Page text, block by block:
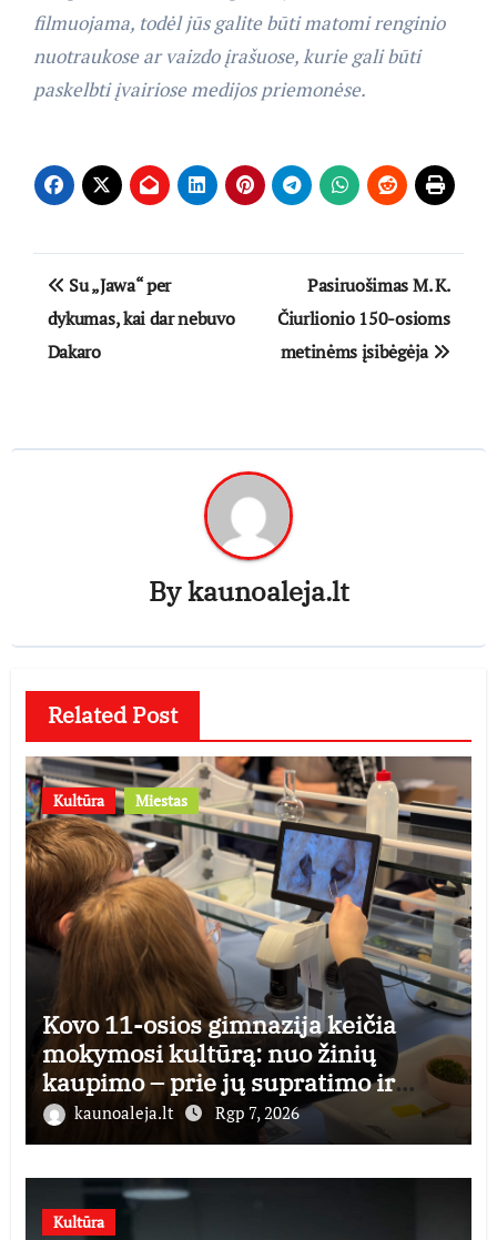
filmuojama, todėl jūs galite būti matomi renginio
nuotraukose ar vaizdo įrašuose, kurie gali būti
paskelbti įvairiose medijos priemonėse.
Navigacija
tarp
įrašų
Su „Jawa“ per
dykumas, kai dar nebuvo
Dakaro
Pasiruošimas M. K.
Čiurlionio 150-osioms
metinėms įsibėgėja
Bykaunoaleja.lt
Related Post
Kultūra Miestas
Kovo 11-osios gimnazija keičia
mokymosi kultūrą: nuo žinių
kaupimo – prie jų supratimo ir
taikymo
kaunoaleja.lt Rgp 7, 2026
Kultūra